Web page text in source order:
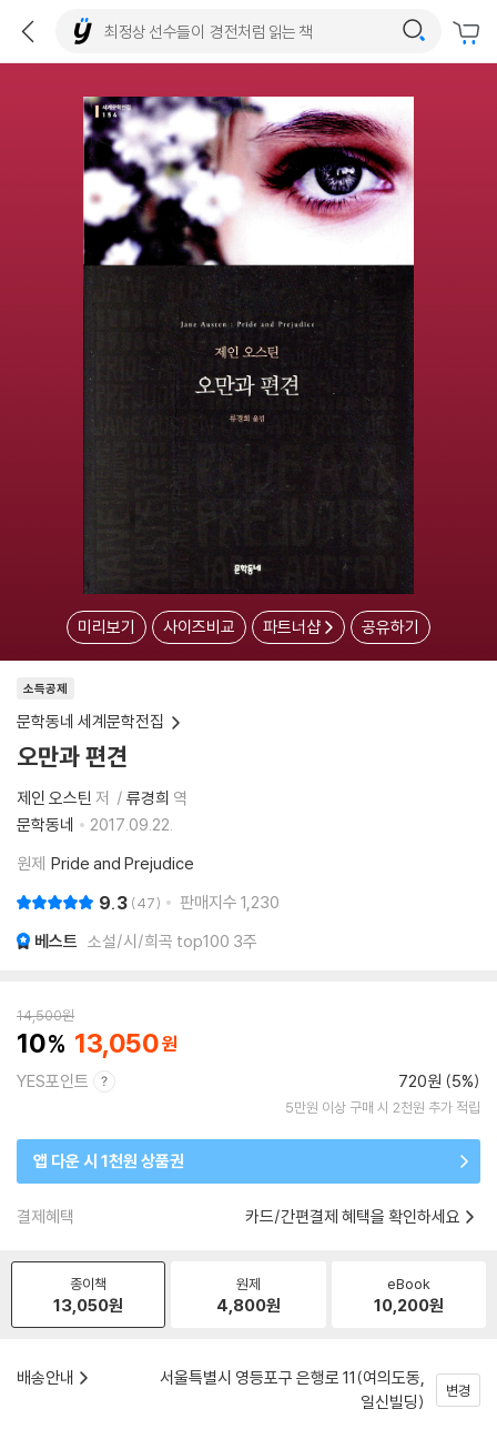
미리보기 사이즈비교 파트너샵 공유하기
소득공제
문학동네 세계문학전집
오만과 편견
제인 오스틴 저 류경희 역
문학동네
2017.09.22.
원제 Pride and Prejudice
9.3 47 판매지수 1,230
베스트 소설/시/희곡 top100 3주
14,500원
10 13,050
YES포인트 720원 (5%)
5만원 이상 구매 시 2천원 추가 적립
앱 다운 시 1천원 상품권
결제혜택 카드/간편결제 혜택을 확인하세요
종이책
13,050원
원제
4,800원
eBook
10,200원
배송안내
서울특별시 영등포구 은행로 11(여의도동,
일신빌딩)
변경